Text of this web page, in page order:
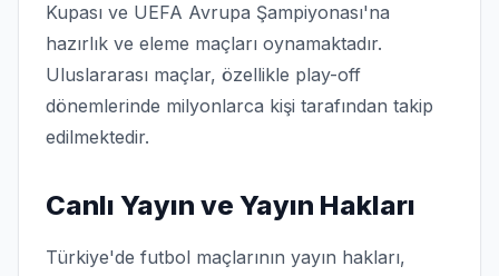
Kupası ve UEFA Avrupa Şampiyonası'na
hazırlık ve eleme maçları oynamaktadır.
Uluslararası maçlar, özellikle play-off
dönemlerinde milyonlarca kişi tarafından takip
edilmektedir.
Canlı Yayın ve Yayın Hakları
Türkiye'de futbol maçlarının yayın hakları,